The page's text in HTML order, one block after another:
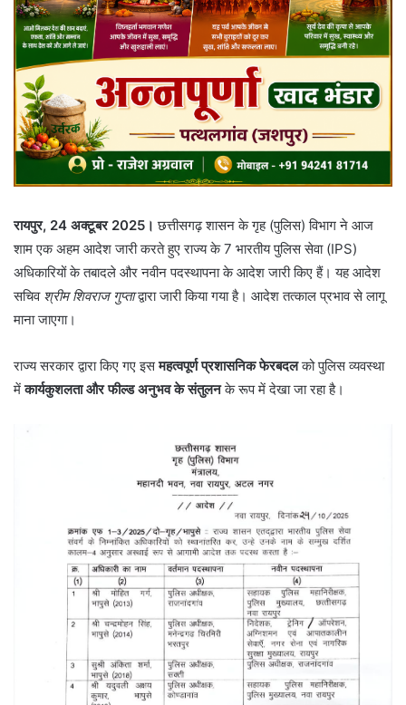
रायपुर, 24 अक्टूबर 2025। छत्तीसगढ़ शासन के गृह (पुलिस) विभाग ने आज
शाम एक अहम आदेश जारी करते हुए राज्य के 7 भारतीय पुलिस सेवा (IPS)
अधिकारियों के तबादले और नवीन पदस्थापना के आदेश जारी किए हैं। यह आदेश
सचिव श्रीम शिवराज गुप्ताद्वारा जारी किया गया है। आदेश तत्काल प्रभाव से लागू
माना जाएगा।
राज्य सरकार द्वारा किए गए इसमहत्वपूर्ण प्रशासनिक फेरबदलको पुलिस व्यवस्था
मेंकार्यकुशलता और फील्ड अनुभव के संतुलनके रूप में देखा जा रहा है।